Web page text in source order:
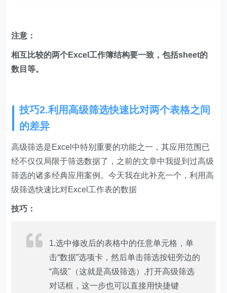
注意：
相互比较的两个Excel工作簿结构要一致，包括sheet的
数目等。
技巧2.利用高级筛选快速比对两个表格之间
的差异
高级筛选是Excel中特别重要的功能之一，其应用范围已
经不仅仅局限于筛选数据了，之前的文章中我提到过高级
筛选的诸多经典应用案例。今天我在此补充一个，利用高
级筛选快速比对Excel工作表的数据
技巧：
1.选中修改后的表格中的任意单元格，单
击“数据”选项卡，然后单击筛选按钮旁边的
“高级"（这就是高级筛选）,打开高级筛选
对话框，这一步也可以直接用快捷键